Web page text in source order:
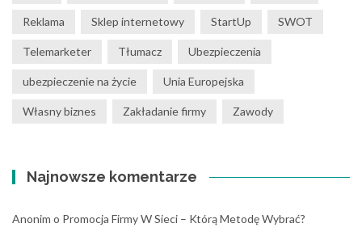
Reklama Sklep internetowy StartUp SWOT
Telemarketer Tłumacz Ubezpieczenia
ubezpieczenie na życie Unia Europejska
Własny biznes Zakładanie firmy Zawody
Najnowsze komentarze
Anonim o Promocja Firmy W Sieci – Którą Metodę Wybrać?